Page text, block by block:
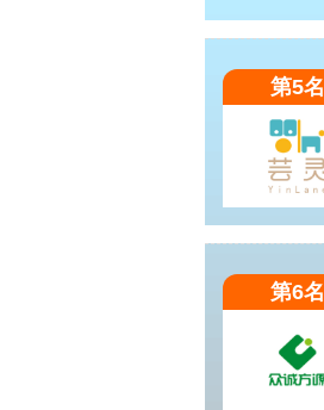
第5名
第6名